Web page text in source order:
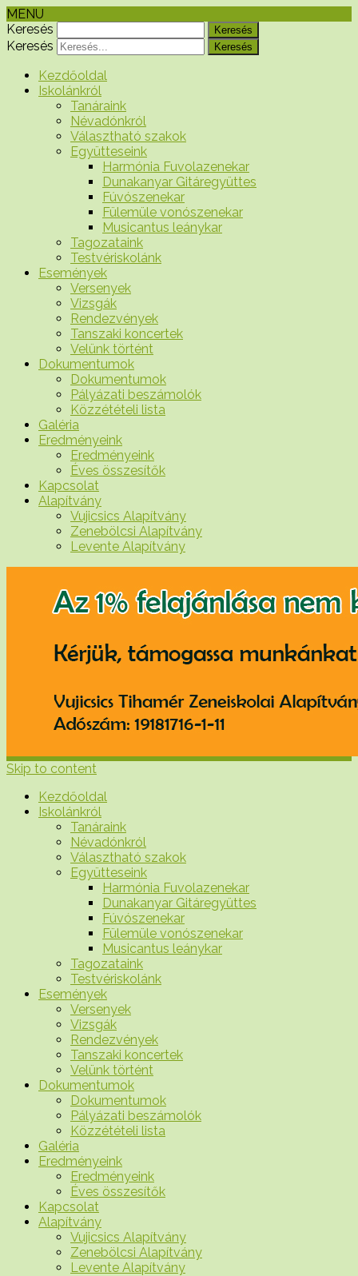
MENU
Keresés
Keresés
Kezdőoldal
Iskolánkról
Tanáraink
Névadónkról
Választható szakok
Együtteseink
Harmónia Fuvolazenekar
Dunakanyar Gitáregyüttes
Fúvószenekar
Fülemüle vonószenekar
Musicantus leánykar
Tagozataink
Testvériskolánk
Események
Versenyek
Vizsgák
Rendezvények
Tanszaki koncertek
Velünk történt
Dokumentumok
Dokumentumok
Pályázati beszámolók
Közzétételi lista
Galéria
Eredményeink
Eredményeink
Éves összesítők
Kapcsolat
Alapítvány
Vujicsics Alapítvány
Zenebölcsi Alapítvány
Levente Alapítvány
Skip to content
Kezdőoldal
Iskolánkról
Tanáraink
Névadónkról
Választható szakok
Együtteseink
Harmónia Fuvolazenekar
Dunakanyar Gitáregyüttes
Fúvószenekar
Fülemüle vonószenekar
Musicantus leánykar
Tagozataink
Testvériskolánk
Események
Versenyek
Vizsgák
Rendezvények
Tanszaki koncertek
Velünk történt
Dokumentumok
Dokumentumok
Pályázati beszámolók
Közzétételi lista
Galéria
Eredményeink
Eredményeink
Éves összesítők
Kapcsolat
Alapítvány
Vujicsics Alapítvány
Zenebölcsi Alapítvány
Levente Alapítvány